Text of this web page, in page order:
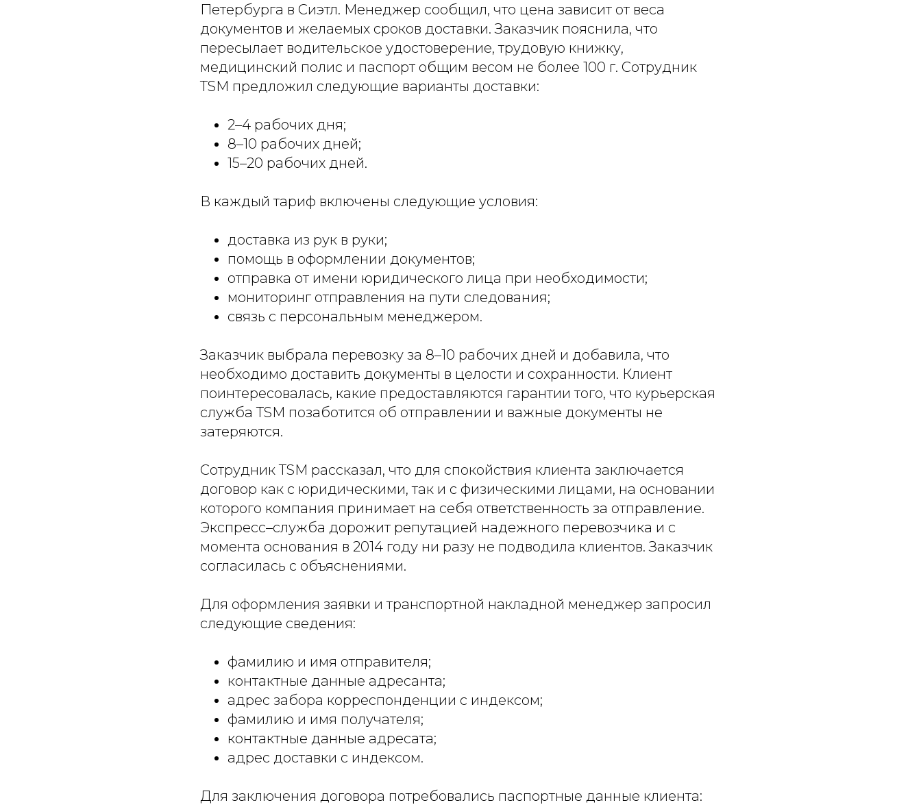
Петербурга в Сиэтл. Менеджер сообщил, что цена зависит от веса
документов и желаемых сроков доставки. Заказчик пояснила, что
пересылает водительское удостоверение, трудовую книжку,
медицинский полис и паспорт общим весом не более 100 г. Сотрудник
TSM предложил следующие варианты доставки:
2–4 рабочих дня;
8–10 рабочих дней;
15–20 рабочих дней.
В каждый тариф включены следующие условия:
доставка из рук в руки;
помощь в оформлении документов;
отправка от имени юридического лица при необходимости;
мониторинг отправления на пути следования;
связь с персональным менеджером.
Заказчик выбрала перевозку за 8–10 рабочих дней и добавила, что
необходимо доставить документы в целости и сохранности. Клиент
поинтересовалась, какие предоставляются гарантии того, что курьерская
служба TSM позаботится об отправлении и важные документы не
затеряются.
Сотрудник TSM рассказал, что для спокойствия клиента заключается
договор как с юридическими, так и с физическими лицами, на основании
которого компания принимает на себя ответственность за отправление.
Экспресс–служба дорожит репутацией надежного перевозчика и с
момента основания в 2014 году ни разу не подводила клиентов. Заказчик
согласилась с объяснениями.
Для оформления заявки и транспортной накладной менеджер запросил
следующие сведения:
фамилию и имя отправителя;
контактные данные адресанта;
адрес забора корреспонденции с индексом;
фамилию и имя получателя;
контактные данные адресата;
адрес доставки с индексом.
Для заключения договора потребовались паспортные данные клиента: